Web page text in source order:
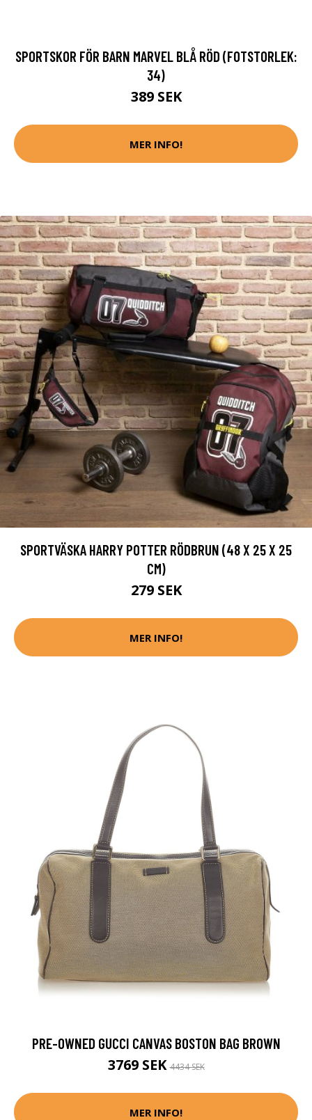
SPORTSKOR FÖR BARN MARVEL BLÅ RÖD (FOTSTORLEK:
34)
389 SEK
MER INFO!
SPORTVÄSKA HARRY POTTER RÖDBRUN (48 X 25 X 25
CM)
279 SEK
MER INFO!
PRE-OWNED GUCCI CANVAS BOSTON BAG BROWN
3769 SEK4434 SEK
MER INFO!